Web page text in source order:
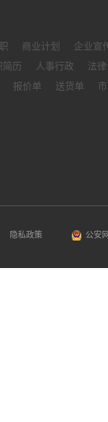
商业计划
企业宣
简历 人事行政
法
报价单 送货单
隐私政策 公安